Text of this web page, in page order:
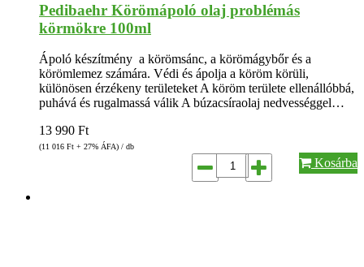
Pedibaehr Körömápoló olaj problémás
körmökre 100ml
Ápoló készítmény a körömsánc, a körömágybőr és a
körömlemez számára. Védi és ápolja a köröm körüli,
különösen érzékeny területeket A köröm területe ellenállóbbá,
puhává és rugalmassá válik A búzacsíraolaj nedvességgel…
13 990 Ft
(11 016 Ft + 27% ÁFA) / db
Kosárba